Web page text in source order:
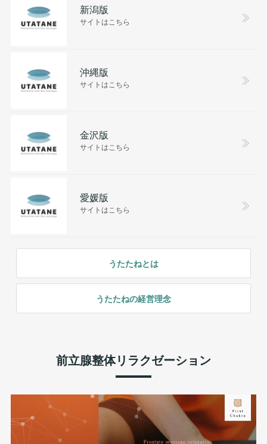
新潟版
サイトはこちら
沖縄版
サイトはこちら
金沢版
サイトはこちら
愛媛版
サイトはこちら
うたたねとは
うたたねの経営理念
前立腺整体リラクゼーション